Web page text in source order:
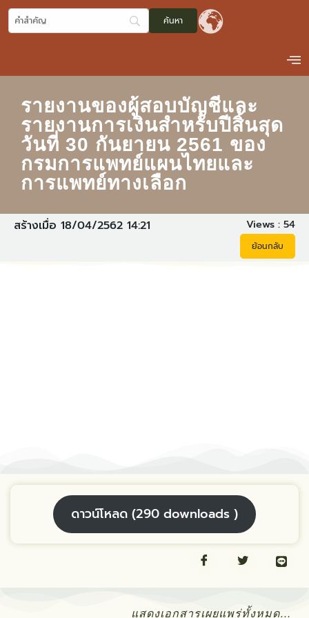
รายงานของผู้สอบบัญชีและ
รายงานการเงินสำหรับปีสิ้นสุด
วันที่ 30 กันยายน 2561 ของ
กรมการแพทย์แผนไทยและ
การแพทย์ทางเลือก
สร้างเมื่อ 18/04/2562 14:21 Views : 54
ย้อนกลับ
ดาวน์โหลด (290 downloads )
แสดงเอกสารเผยแพร่ทั้งหมด…